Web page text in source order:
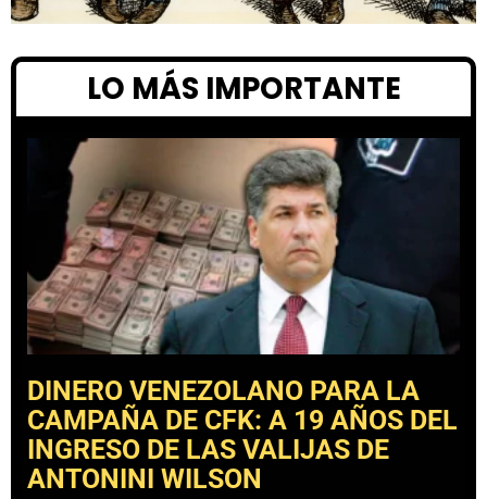
LO MÁS IMPORTANTE
DINERO VENEZOLANO PARA LA
CAMPAÑA DE CFK: A 19 AÑOS DEL
INGRESO DE LAS VALIJAS DE
ANTONINI WILSON